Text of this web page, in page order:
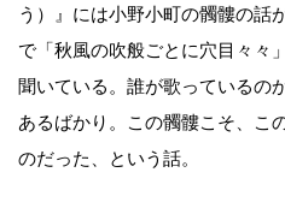
う）』には小野小町の髑髏の話
で「秋風の吹般ごとに穴目々々
聞いている。誰が歌っているの
あるばかり。この髑髏こそ、こ
のだった、という話。